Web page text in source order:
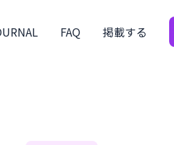
FAQ 掲載する